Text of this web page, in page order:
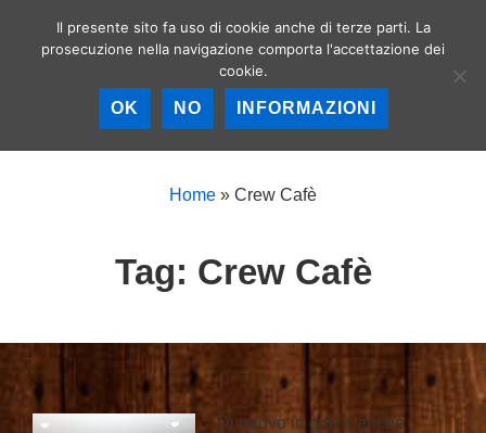
Birrerie artigianali a
Roma – La birra
artigianale nella
Home » Crew Cafè
Tag: Crew Cafè
Di nuovo in giro e anche
Il presente sito fa uso di cookie anche di terze parti. La
prosecuzione nella navigazione comporta l'accettazione dei
cookie.
OK NO INFORMAZIONI